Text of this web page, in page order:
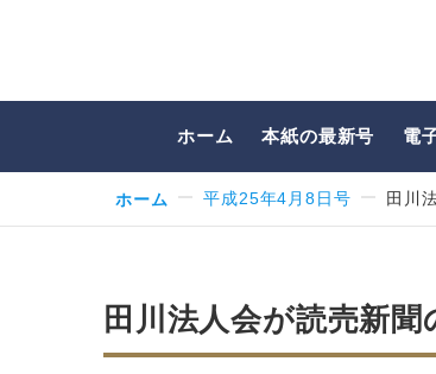
ホーム 本紙の最新号 電
ホーム 平成25年4月8日号 田川
田川法人会が読売新